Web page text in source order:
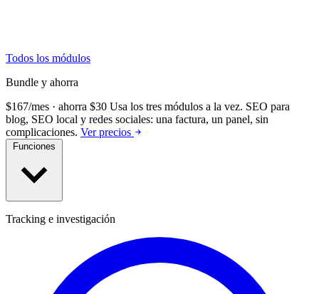
Todos los módulos
Bundle y ahorra
$167/mes · ahorra $30 Usa los tres módulos a la vez. SEO para
blog, SEO local y redes sociales: una factura, un panel, sin
complicaciones. Ver precios
Tracking e investigación